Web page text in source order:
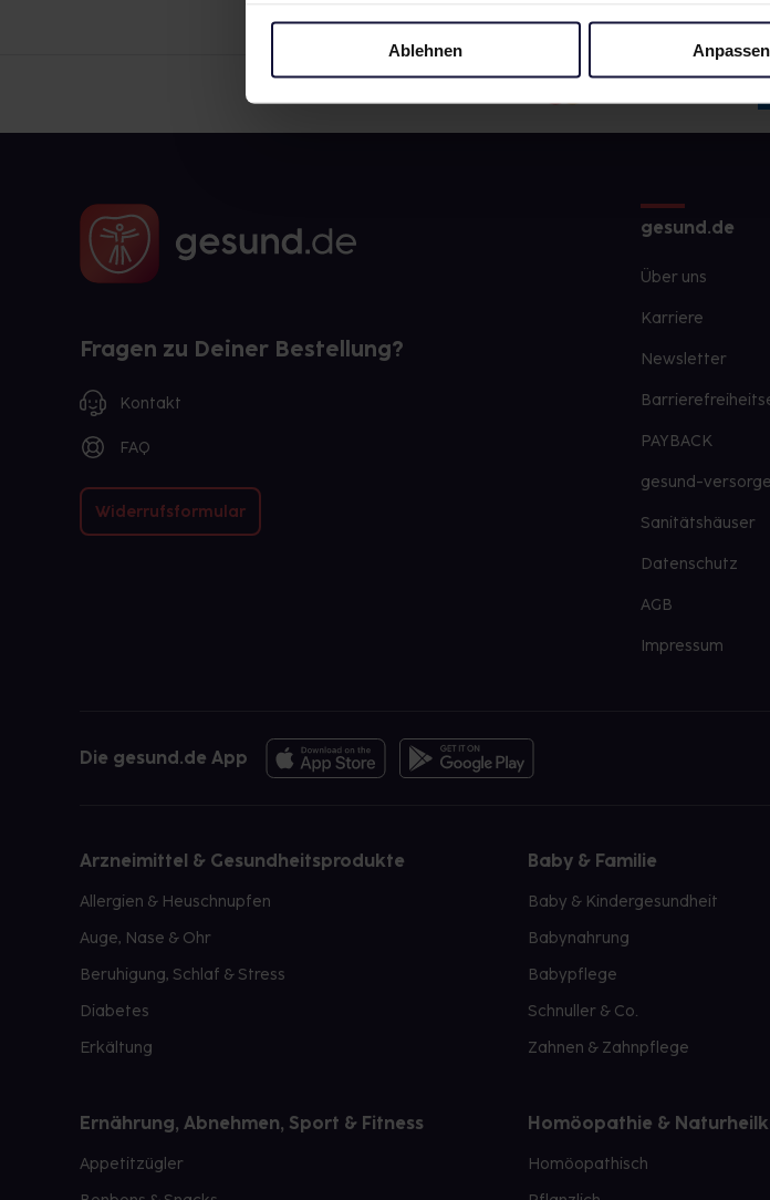
Ablehnen Anpassen
Fragen zu Deiner Bestellung?
Kontakt
FAQ
Widerrufsformular
gesund.de
Über uns
Karriere
Newsletter
PAYBACK
gesund-
Sanitätshäuser
Datenschutz
AGB
Impressum
Die gesund.de App
Arzneimittel & Gesundheitsprodukte
Allergien & Heuschnupfen
Auge, Nase & Ohr
Beruhigung, Schlaf & Stress
Diabetes
Erkältung
Baby & Familie
Baby & Kindergesundheit
Babynahrung
Babypflege
Schnuller & Co.
Zahnen & Zahnpflege
Ernährung, Abnehmen, Sport & Fitness
Appetitzügler
Homöopathie &
Homöopathisch